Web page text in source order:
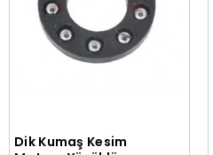
Sepete Ekle
Dik Kumaş Kesim